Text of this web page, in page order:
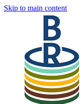
Skip to main content